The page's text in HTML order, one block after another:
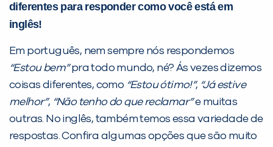
diferentes para responder como você está em
inglês!
Em português, nem sempre nós respondemos
“Estou bem”pra todo mundo, né? Ás vezes dizemos
coisas diferentes, como “Estou ótimo!”, “Já estive
melhor”, “Não tenho do que reclamar”e muitas
outras. No inglês, também temos essa variedade de
respostas. Confira algumas opções que são muito